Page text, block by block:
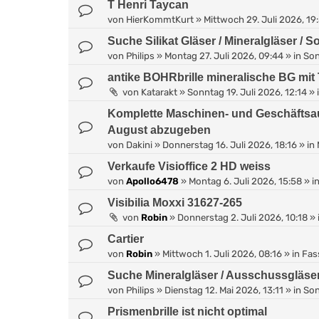
T Henri Taycan
von HierKommtKurt » Mittwoch 29. Juli 2026,
Suche Silikat Gläser / Mineralgläser /
von Philips » Montag 27. Juli 2026, 09:44 » in
antike BOHRbrille mineralische BG mit
von Katarakt » Sonntag 19. Juli 2026, 12:14 »
Komplette Maschinen- und
August abzugeben
von Dakini » Donnerstag 16. Juli 2026, 18:16 » in
Verkaufe Visioffice 2 HD weiss
von Apollo6478 » Montag 6. Juli 2026, 15:58 »
Visibilia Moxxi 31627-265
von Robin » Donnerstag 2. Juli 2026, 10:18 »
Cartier
von Robin » Mittwoch 1. Juli 2026, 08:16 » in
Suche Mineralgläser /
von Philips » Dienstag 12. Mai 2026, 13:11 » in
Prismenbrille ist nicht optimal